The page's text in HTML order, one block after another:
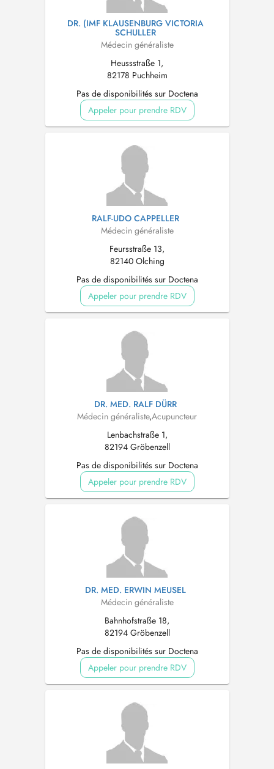
DR. (IMF KLAUSENBURG VICTORIA
SCHULLER
Médecin généraliste
Heussstraße 1,
82178 Puchheim
Pas de disponibilités sur Doctena
Appeler pour prendre RDV
RALF-UDO CAPPELLER
Médecin généraliste
Feursstraße 13,
82140 Olching
Pas de disponibilités sur Doctena
Appeler pour prendre RDV
DR. MED. RALF DÜRR
Médecin généraliste,Acupuncteur
Lenbachstraße 1,
82194 Gröbenzell
Pas de disponibilités sur Doctena
Appeler pour prendre RDV
DR. MED. ERWIN MEUSEL
Médecin généraliste
Bahnhofstraße 18,
82194 Gröbenzell
Pas de disponibilités sur Doctena
Appeler pour prendre RDV